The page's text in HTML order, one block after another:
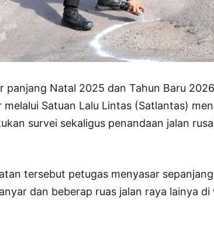
panjang Natal 2025 dan Tahun Baru
melalui Satuan Lalu Lintas (Satlantas)
survei sekaligus penandaan jalan
tersebut petugas menyasar
dan beberap ruas jalan raya lainya di